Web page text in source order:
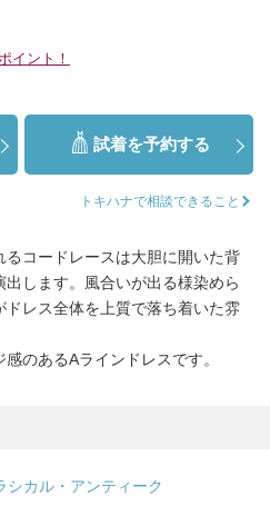
イント！
試着を予約する
トキハナで相談できること
コードレースは大胆に開いた背
します。風合いが出る様染めら
レス全体を上質で落ち着いた雰
のあるAラインドレスです。
シカル・アンティーク